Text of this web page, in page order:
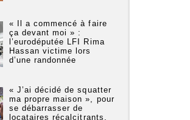
« Il a commencé à faire
ça devant moi » :
l’eurodéputée LFI Rima
Hassan victime lors
d’une randonnée
« J’ai décidé de squatter
ma propre maison », pour
se débarrasser de
locataires récalcitrants,